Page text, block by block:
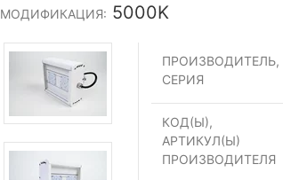
МОДИФИКАЦИЯ: 5000K
ПРОИЗВОДИТЕЛЬ,
СЕРИЯ
КОД(Ы),
АРТИКУЛ(Ы)
ПРОИЗВОДИТЕЛЯ